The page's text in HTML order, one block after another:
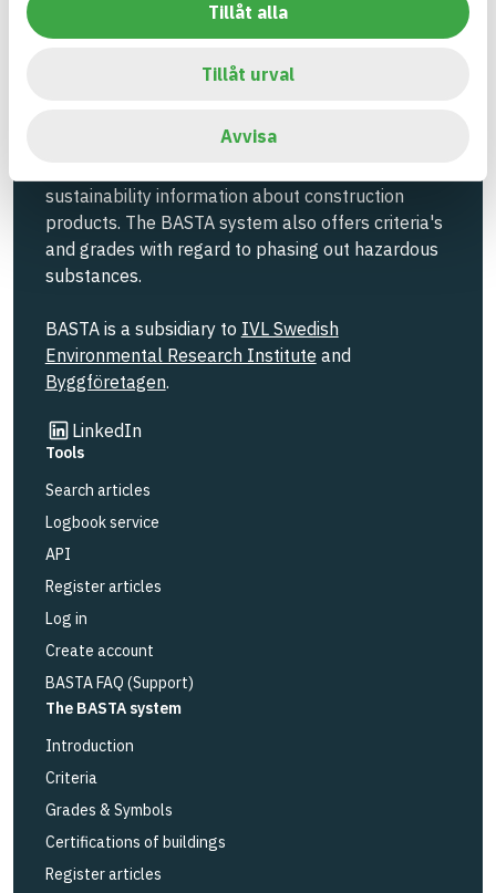
Tillåt alla
Tillåt urval
Avvisa
Build with BASTA - conscious
The BASTA system is alone on the market in
sustainability information about construction
products. The BASTA system also offers criteria's
and grades with regard to phasing out hazardous
substances.
BASTA is a subsidiary to IVL Swedish
Environmental Research Institute and
Byggföretagen.
LinkedIn
Link to other website
Tools
Search articles
Logbook service
API
Register articles
Log in
Create account
BASTA FAQ (Support)
The BASTA system
Introduction
Criteria
Grades & Symbols
Certifications of buildings
Register articles